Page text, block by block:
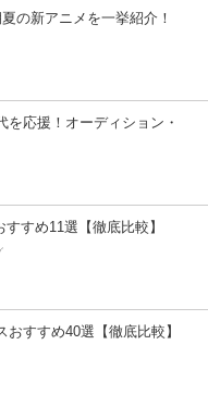
の新アニメを一挙紹介！
を応援！オーディション・
すめ11選【徹底比較】
すすめ40選【徹底比較】